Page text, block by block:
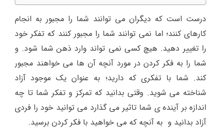
درست است که دیگران می توانند شما را مجبور به انجام
کارهای کنند؛ اما نمی توانند شما را مجبور کنند که تفکر خود
را تغییر دهید. هیچ کسی نمی تواند وارد ذهن شما شود. و
شما را به فکر کردن در مورد آنچه آن ها می خواهند مجبور
کند. شما با تفکری که دارید؛ به عنوان یک موجود آزاد
شناخته می شوید. وقتی بدانید که تمرکز و تفکر شما تا چه
اندازه بر آینده ی شما تاثیر می گذارد می توانید خود را فردی
آزاد بدانید و به آنچه که می خواهید با فکر کردن برسید.